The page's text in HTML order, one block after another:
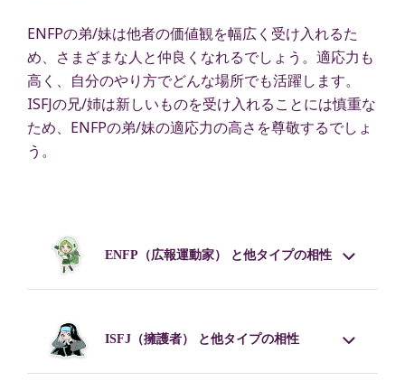
ENFPの弟/妹は他者の価値観を幅広く受け入れるた
め、さまざまな人と仲良くなれるでしょう。適応力も
高く、自分のやり方でどんな場所でも活躍します。
ISFJの兄/姉は新しいものを受け入れることには慎重な
ため、ENFPの弟/妹の適応力の高さを尊敬するでしょ
う。
ENFP （広報運動家） と他タイプの相性
ISFJ （擁護者） と他タイプの相性